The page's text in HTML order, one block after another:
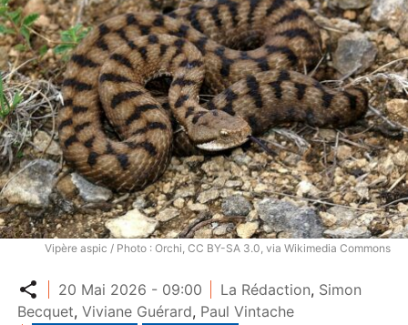
Vipère aspic / Photo : Orchi, CC BY-SA 3.0, via Wikimedia Commons
Partager
20 Mai 2026 - 09:00 La Rédaction, Simon
Becquet,Viviane Guérard, Paul Vintache